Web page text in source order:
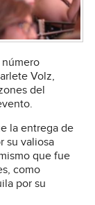
Volz,
del
la entrega de
su valiosa
que fue
como
por su